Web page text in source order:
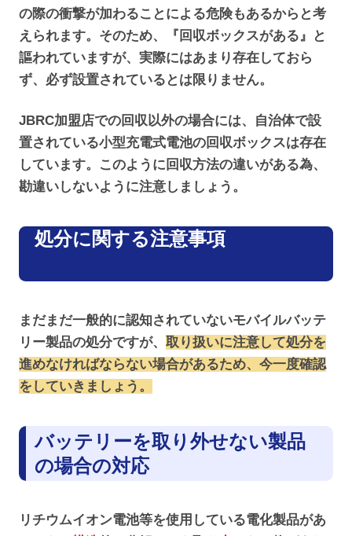
の際の衝撃が加わることによる危険もあるからと考
えられます。そのため、『回収ボックスがある』と
謳われていますが、実際にはあまり存在しておら
ず、必ず設置されているとは限りません。
JBRC加盟店での回収以外の場合には、自治体で設
置されている小型充電式電池の回収ボックスは存在
しています。このように回収方法の違いがある為、
勘違いしないように注意しましょう。
処分に関する注意事項
まだまだ一般的に認知されていないモバイルバッテ
リー製品の処分ですが、 取り扱いに注意して処分を
進めなければならない場合があるため、今一度確認
をしていきましょう。
バッテリーを取り外せない製品
の場合の対応
リチウムイオン電池等を使用している電化製品があ